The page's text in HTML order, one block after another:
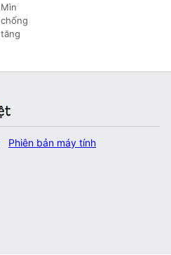
Mìn
chống
tăng
Phiên bản máy tính